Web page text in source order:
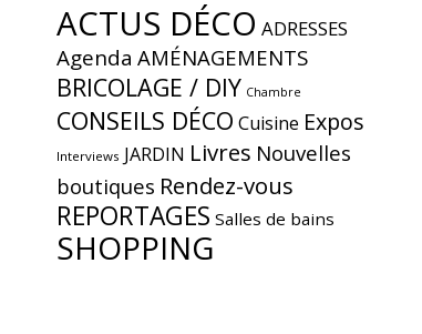
ACTUS DÉCO ADRESSES
Agenda AMÉNAGEMENTS
BRICOLAGE / DIY Chambre
CONSEILS DÉCO Cuisine Expos
Interviews JARDIN Livres Nouvelles
boutiques Rendez-vous
REPORTAGES Salles de bains
SHOPPING